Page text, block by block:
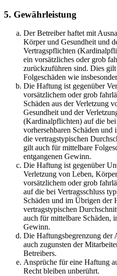
5. Gewährleistung
Der Betreiber haftet mit
Körper und Gesundheit und
Vertragspflichten
ein vorsätzliches oder grob
zurückzuführen sind. Dies
Folgeschäden wie
Die Haftung ist gegenüber
vorsätzlichem oder grob
Schäden aus der Verletzung
Gesundheit und der
(Kardinalpflichten) auf die bei
vorhersehbaren Schäden
die vertragstypischen
gilt auch für mittelbare
entgangenen Gewinn.
Die Haftung ist gegenüber
Verletzung von Leben,
vorsätzlichem oder grob
auf die bei Vertragsschluss
Schäden und im Übrigen der
vertragstypischen
auch für mittelbare Schäden,
Gewinn.
Die Haftungsbegrenzung der
auch zugunsten der
Betreibers.
Ansprüche für eine Haftung
Recht bleiben unberührt.